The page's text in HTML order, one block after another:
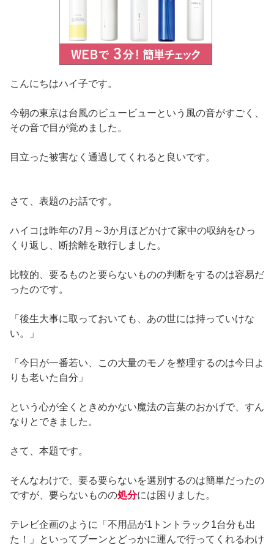
こんにちはハイ子です。
今朝の東京は台風のビュービューという風の音がすごく、
その音で目が覚めました。
目立った被害なく通過してくれると良いです。
さて、表題のお話です。
ハイコは昨年の7月～3か月ほどかけて家中の収納をひっ
くり返し、断捨離を敢行しました。
比較的、要るものと要らないものの判断をするのは容易だ
ったのです。
「後生大事に取っておいても、あの世には持っていけな
い。」
「今日が一番若い、この大量のモノを整理するのは今日よ
りも老いた自分」
という心が全くときめかない魔法の言葉のおかげで、すん
なりとできました。
さて、本題です。
そんなわけで、要る要らないを選別するのは簡単だったの
ですが、要らないものの処分には困りました。
テレビ企画のように「不用品が1トントラック1台分も出
た！」といってブーンとどっかに運んで行ってくれるわけ